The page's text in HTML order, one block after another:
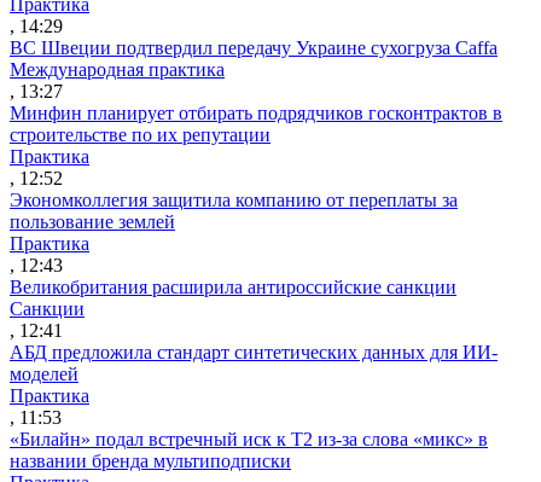
, 14:29
ВС Швеции подтвердил передачу Украине сухогруза Caffa
Международная практика
, 13:27
Минфин планирует отбирать подрядчиков госконтрактов в
строительстве по их репутации
Практика
, 12:52
Экономколлегия защитила компанию от переплаты за
пользование землей
Практика
, 12:43
Великобритания расширила антироссийские санкции
Санкции
, 12:41
АБД предложила стандарт синтетических данных для ИИ-
моделей
Практика
, 11:53
«Билайн» подал встречный иск к Т2 из-за слова «микс» в
названии бренда мультиподписки